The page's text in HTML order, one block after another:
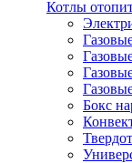
Котлы
Бокс